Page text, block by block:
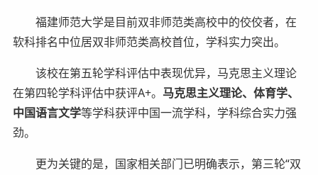
福建师范大学是目前双非师范类高校中的佼佼者，在
软科排名中位居双非师范类高校首位，学科实力突出。
该校在第五轮学科评估中表现优异，马克思主义理论
在第四轮学科评估中获评A+。 马克思主义理论、体育学、
中国语言文学等学科获评中国一流学科，学科综合实力强
劲。
更为关键的是，国家相关部门已明确表示，第三轮“双